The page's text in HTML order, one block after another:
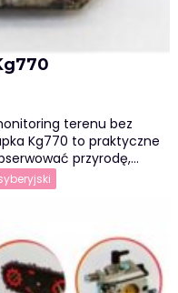
terenu bez
Kg770 to praktyczne
przyrodę,…